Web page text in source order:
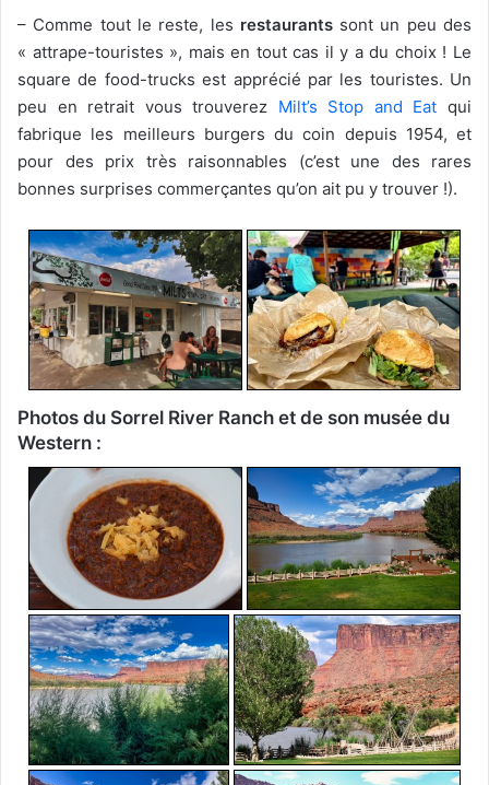
– Comme tout le reste, les restaurantssont un peu des
« attrape-touristes », mais en tout cas il y a du choix ! Le
square de food-trucks est apprécié par les touristes. Un
peu en retrait vous trouverez Milt’s Stop and Eat qui
fabrique les meilleurs burgers du coin depuis 1954, et
pour des prix très raisonnables (c’est une des rares
bonnes surprises commerçantes qu’on ait pu y trouver !).
Photos du Sorrel River Ranch et de son musée du
Western :